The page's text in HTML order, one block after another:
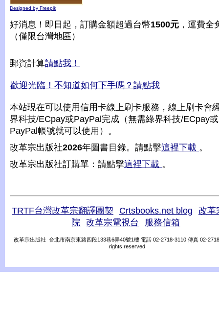
Designed by Freepik
好消息！即日起，訂購金額超過台幣1500元 ，運費全
（僅限台灣地區）
郵資計算請點我！
歡迎光臨！不知道如何下手嗎？請點我
本站現在可以使用信用卡線上刷卡服務，線上刷卡會
界科技/ECpay或PayPal完成（無需綠界科技/ECpay或
PayPal帳號就可以使用）。
改革宗出版社2026年圖書目錄。請點擊這裡下載 。
改革宗出版社訂購單：請點擊這裡下載 。
TRTF台灣改革宗翻譯團契 Crtsbooks.net blog
改革
院
改革宗電視台 服務信箱
改革宗出版社 台北市南京東路四段133巷6弄40號1樓 電話 02-2718-3110 傳真 02-
rights reserved